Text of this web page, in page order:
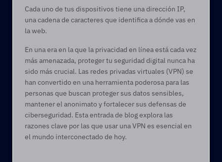
Cada uno de tus dispositivos tiene una dirección IP,
una cadena de caracteres que identifica a dónde vas en
la web.
En una era en la que la privacidad en línea está cada vez
más amenazada, proteger tu seguridad digital nunca ha
sido más crucial. Las redes privadas virtuales (VPN) se
han convertido en una herramienta poderosa para las
personas que buscan proteger sus datos sensibles,
mantener el anonimato y fortalecer sus defensas de
ciberseguridad. Esta entrada de blog explora las
razones clave por las que usar una VPN es esencial en
el mundo interconectado de hoy.